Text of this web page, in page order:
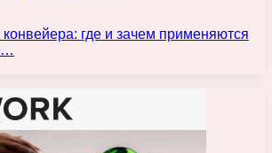
конвейера: где и зачем применяются